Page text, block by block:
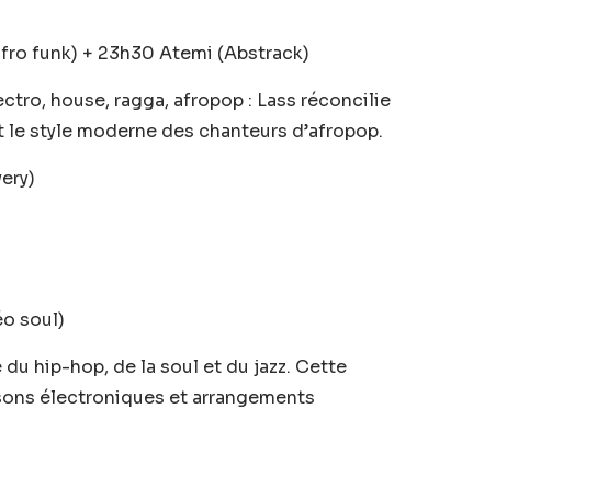
funk) + 23h30 Atemi (Abstrack)
house, ragga, afropop : Lass réconcilie
style moderne des chanteurs d’afropop.
soul)
hip-hop, de la soul et du jazz. Cette
électroniques et arrangements